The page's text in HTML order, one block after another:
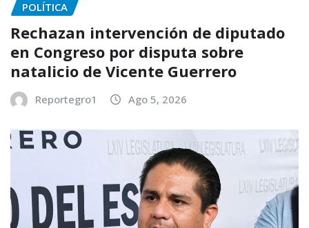
POLÍTICA
Rechazan intervención de diputado
en Congreso por disputa sobre
natalicio de Vicente Guerrero
Reportegro1 Ago 5, 2026